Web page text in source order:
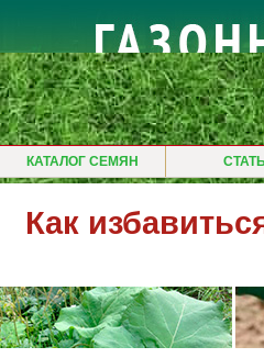
КАТАЛОГ СЕМЯН
Как